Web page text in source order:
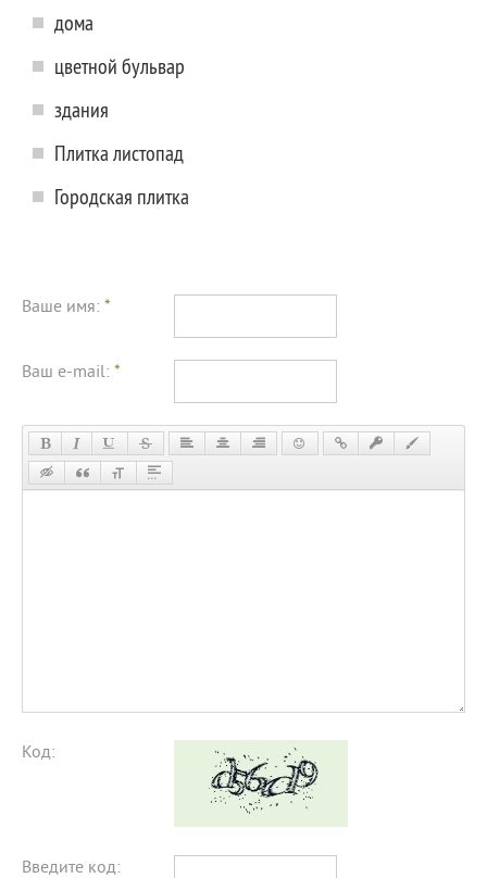
дома
цветной бульвар
здания
Плитка листопад
Городская плитка
Ваше имя: *
Ваш e-mail: *
Код:
Введите код: